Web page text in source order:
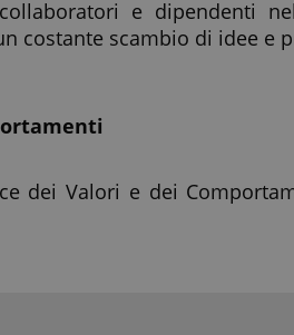
e dipendenti
costante scambio di idee e
dei Valori e dei